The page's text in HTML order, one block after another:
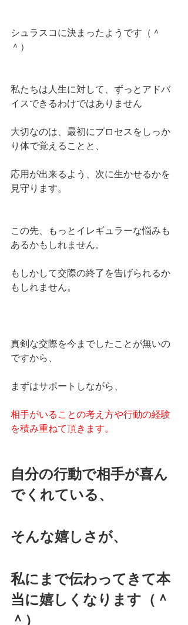
シュラスコに決まったようです（＾
＾）
私たちは人生に対して、ずっとアドバ
イスできるわけではありません
大切なのは、最初にプロセスをしっか
り体で覚えることと、
応用が出来るよう、次に生かせるかを
見守ります。
この先、もっとイレギュラーな悩みも
あるかもしれません。
もしかして交際の終了を告げられるか
もしれません。
真剣な交際を今までしたことが無いの
ですから、
まずはサポートしながら、
相手がいることの考え方や行動の経験
を積み重ねて頂きます。
自分の行動で相手が喜ん
でくれている、
そんな嬉しさが、
私にまで伝わってきて本
当に嬉しくなります（＾
＾）